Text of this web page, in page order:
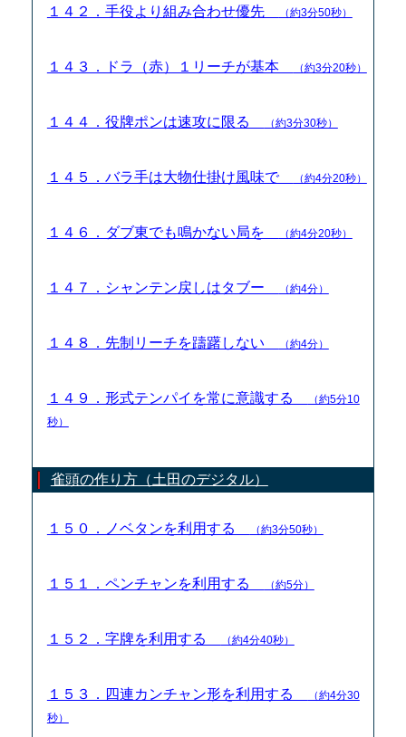
１４２．手役より組み合わせ優先 （約3分50秒）
１４３．ドラ（赤）１リーチが基本 （約3分20秒）
１４４．役牌ポンは速攻に限る （約3分30秒）
１４５．バラ手は大物仕掛け風味で （約4分20秒）
１４６．ダブ東でも鳴かない局を （約4分20秒）
１４７．シャンテン戻しはタブー （約4分）
１４８．先制リーチを躊躇しない （約4分）
１４９．形式テンパイを常に意識する
（約5分10
秒）
雀頭の作り方（土田のデジタル）
１５０．ノベタンを利用する （約3分50秒）
１５１．ペンチャンを利用する （約5分）
１５２．字牌を利用する （約4分40秒）
１５３．四連カンチャン形を利用する
（約4分30
秒）